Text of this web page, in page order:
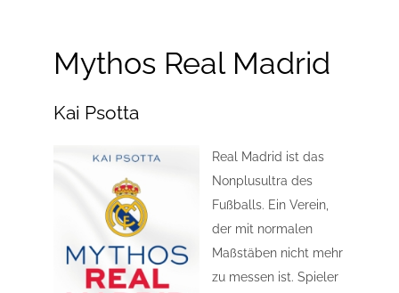
Mythos Real Madrid
Kai Psotta
Real Madrid ist das
Nonplusultra des
Fußballs. Ein Verein,
der mit normalen
Maßstäben nicht mehr
zu messen ist. Spieler